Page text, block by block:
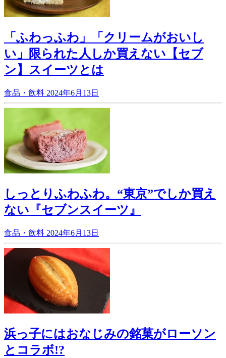
「ふわっふわ」「クリームがおいし
い」限られた人しか買えない【セブ
ン】スイーツとは
食品・飲料 2024年6月13日
しっとりふわふわ。“東京”でしか買え
ない『セブンスイーツ』
食品・飲料 2024年6月13日
浜っ子にはおなじみの銘菓がローソン
とコラボ!?